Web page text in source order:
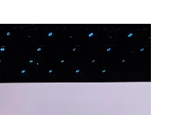
几元成本的AI广告导致千万市值蒸发